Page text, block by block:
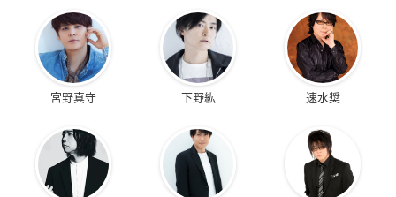
宮野真守 下野紘 速水奨